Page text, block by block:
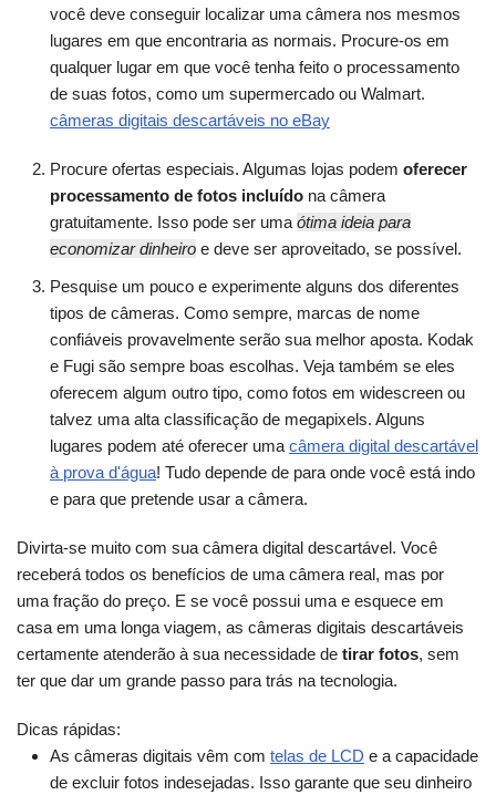
você deve conseguir localizar uma câmera nos mesmos
lugares em que encontraria as normais. Procure-os em
qualquer lugar em que você tenha feito o processamento
de suas fotos, como um supermercado ou Walmart.
câmeras digitais descartáveis no eBay
Procure ofertas especiais. Algumas lojas podem oferecer
processamento de fotos incluído na câmera
gratuitamente. Isso pode ser uma ótima ideia para
economizar dinheiro e deve ser aproveitado, se possível.
Pesquise um pouco e experimente alguns dos diferentes
tipos de câmeras. Como sempre, marcas de nome
confiáveis provavelmente serão sua melhor aposta. Kodak
e Fugi são sempre boas escolhas. Veja também se eles
oferecem algum outro tipo, como fotos em widescreen ou
talvez uma alta classificação de megapixels. Alguns
lugares podem até oferecer uma câmera digital descartável
à prova d'água! Tudo depende de para onde você está indo
e para que pretende usar a câmera.
Divirta-se muito com sua câmera digital descartável. Você
receberá todos os benefícios de uma câmera real, mas por
uma fração do preço. E se você possui uma e esquece em
casa em uma longa viagem, as câmeras digitais descartáveis
certamente atenderão à sua necessidade de tirar fotos, sem
ter que dar um grande passo para trás na tecnologia.
Dicas rápidas:
As câmeras digitais vêm com telas de LCD e a capacidade
de excluir fotos indesejadas. Isso garante que seu dinheiro